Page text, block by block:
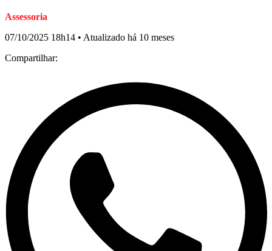
Assessoria
07/10/2025 18h14 • Atualizado há 10 meses
Compartilhar: